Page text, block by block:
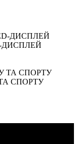
ДИСПЛЕЙ
СПОРТУ